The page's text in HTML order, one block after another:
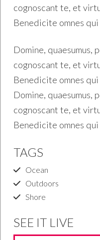
cognoscant te, et
Benedicite omnes
Domine, quaesumus,
cognoscant te, et
Benedicite omnes
Domine, quaesumus,
cognoscant te, et
Benedicite omnes
TAGS
Ocean
Outdoors
Shore
SEE IT LIVE